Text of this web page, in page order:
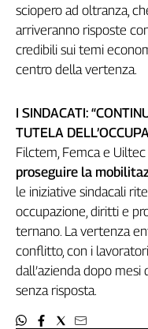
nel
Lavoro
Territori
Adige
Basilicata
Calabria
Campania
Romagna
Friuli
Venezia
Giulia
Lazio
sciopero ad oltranza,
arriveranno risposte
credibili sui temi
centro della vertenza.
I SINDACATI:
TUTELA
Filctem, Femca e
proseguire la
le iniziative sindacali
occupazione, diritti e
ternano. La vertenza
conflitto, con i
dall’azienda dopo
senza risposta.